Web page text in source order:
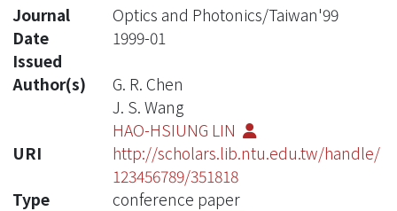
Journal
Optics and Photonics/Taiwan'99
Date
Issued
1999-01
Author(s)
G. R. Chen
J. S. Wang
HAO-HSIUNG LIN
URI
http://scholars.lib.ntu.edu.tw/handle/
123456789/351818
Type
conference paper